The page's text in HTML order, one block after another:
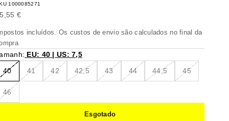
1000085271
promocional
€
incluídos. Os custos de enviosão calculados no final da
EU: 40 | US: 7,5
40 41 42 42,5 43 44 44,5 45
46
Esgotado